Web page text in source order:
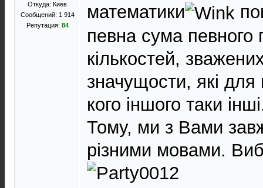
Откуда: Киев
Сообщений: 1 914
Репутация: 84
математики
певна сума певного
кількостей,
значущости, які
кого іншого таки
Тому, ми з Вами
різними мовами.